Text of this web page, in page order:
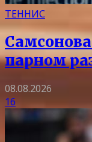
ТЕННИС
парном
08.08.2026
16